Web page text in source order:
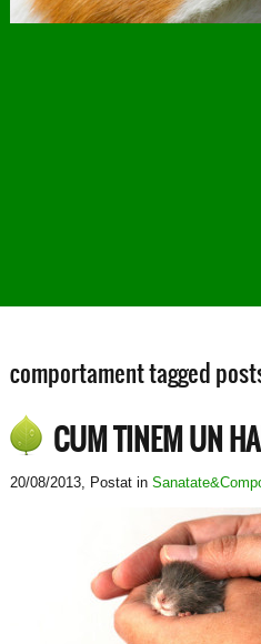
comportament tagged
CUM TINEM UN
20/08/2013, Postat in